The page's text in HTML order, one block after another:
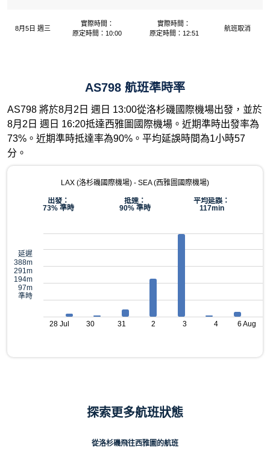
8月5日 週三
實際時間：
原定時間：10:00
實際時間：
原定時間：12:51
航班取消
AS798 航班準時率
AS798 將於8月2日 週日 13:00從洛杉磯國際機場出發，並於
8月2日 週日 16:20抵達西雅圖國際機場。近期準時出發率為
73%。近期準時抵達率為90%。平均延誤時間為1小時57
分。
LAX (洛杉磯國際機場) - SEA (西雅圖國際機場)
出發：
73% 準時
抵達：
90% 準時
平均延誤：
117min
延遲
388m
291m
194m
97m
準時
28 Jul 30 31 2 3 4 6 Aug
探索更多航班狀態
從洛杉磯飛往西雅圖的航班